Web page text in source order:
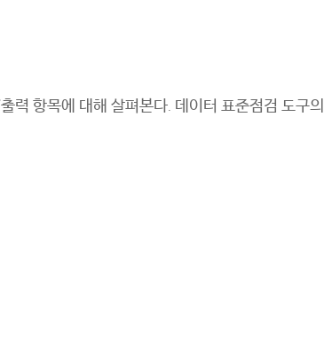
력 항목에 대해 살펴본다. 데이터 표준점검 도구의